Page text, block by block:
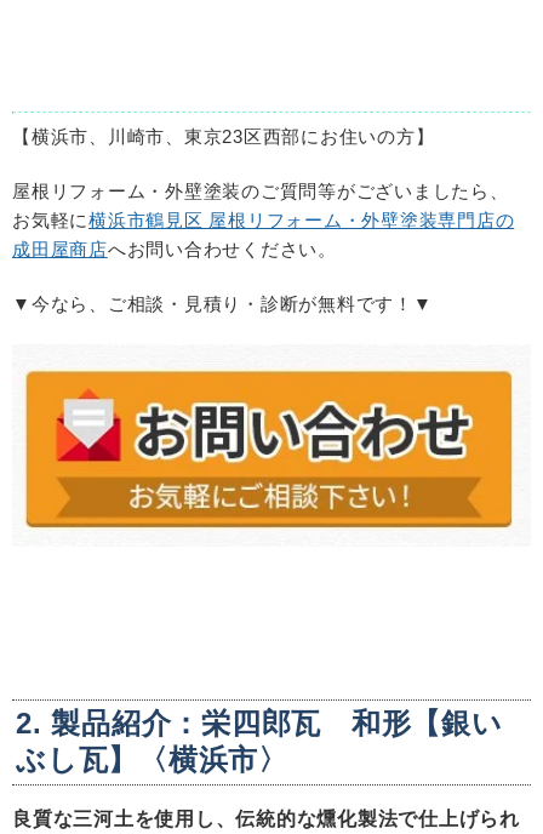
【横浜市、川崎市、東京23区西部にお住いの方】
屋根リフォーム・外壁塗装のご質問等がございましたら、
お気軽に横浜市鶴見区 屋根リフォーム・外壁塗装専門店の
成田屋商店へお問い合わせください。
▼今なら、ご相談・見積り・診断が無料です！▼
2. 製品紹介：栄四郎瓦 和形【銀い
ぶし瓦】〈横浜市〉
良質な三河土を使用し、伝統的な燻化製法で仕上げられ